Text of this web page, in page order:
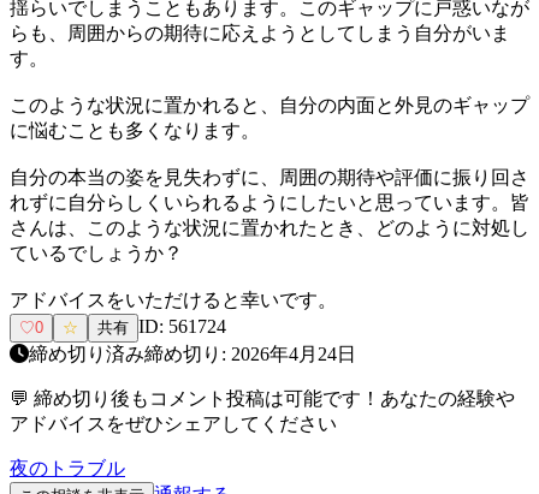
揺らいでしまうこともあります。このギャップに戸惑いなが
らも、周囲からの期待に応えようとしてしまう自分がいま
す。
このような状況に置かれると、自分の内面と外見のギャップ
に悩むことも多くなります。
自分の本当の姿を見失わずに、周囲の期待や評価に振り回さ
れずに自分らしくいられるようにしたいと思っています。皆
さんは、このような状況に置かれたとき、どのように対処し
ているでしょうか？
アドバイスをいただけると幸いです。
♡0 ☆ 共有 ID: 561724
締め切り済み締め切り: 2026年4月24日
💬 締め切り後もコメント投稿は可能です！あなたの経験や
アドバイスをぜひシェアしてください
夜のトラブル